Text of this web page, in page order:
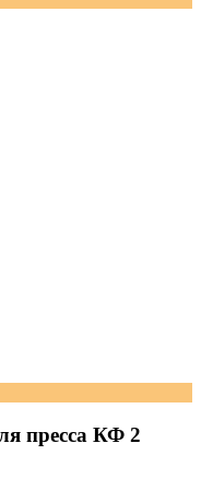
пресса КФ 2